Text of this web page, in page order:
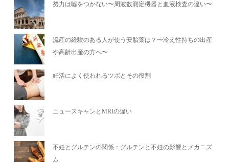
努力は嘘をつかない〜周波数測定機器と血液検査の違い〜
流産の経験のある人が使う安胎薬は？〜冷え性持ちの出産
や高齢出産の方へ〜
妊活によく使われるツボとその役割
ニュースキャンとMRIの違い
不妊とグルテンの関係：グルテンと不妊の影響とメカニズ
ム